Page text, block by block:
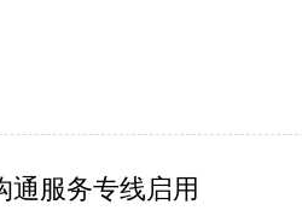
通服务专线启用